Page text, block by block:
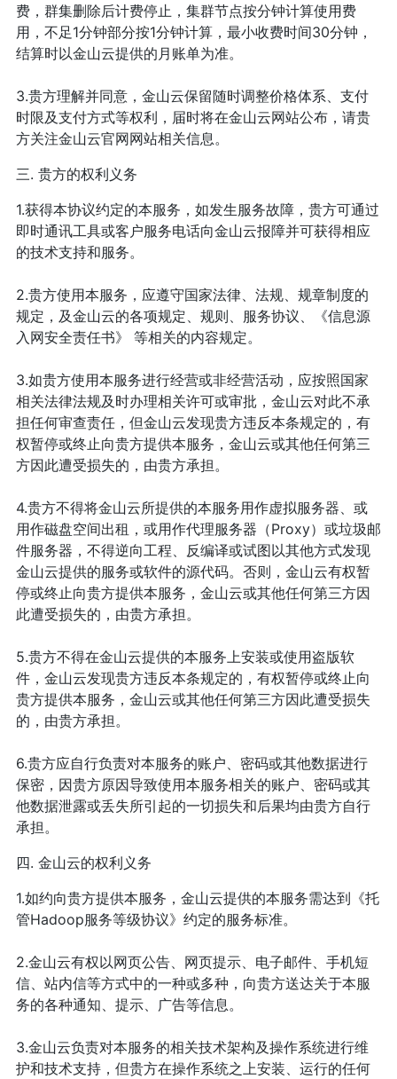
费，群集删除后计费停止，集群节点按分钟计算使用费
用，不足1分钟部分按1分钟计算，最小收费时间30分钟，
结算时以金山云提供的月账单为准。
3.贵方理解并同意，金山云保留随时调整价格体系、支付
时限及支付方式等权利，届时将在金山云网站公布，请贵
方关注金山云官网网站相关信息。
三. 贵方的权利义务
1.获得本协议约定的本服务，如发生服务故障，贵方可通过
即时通讯工具或客户服务电话向金山云报障并可获得相应
的技术支持和服务。
2.贵方使用本服务，应遵守国家法律、法规、规章制度的
规定，及金山云的各项规定、规则、服务协议、《信息源
入网安全责任书》 等相关的内容规定。
3.如贵方使用本服务进行经营或非经营活动，应按照国家
相关法律法规及时办理相关许可或审批，金山云对此不承
担任何审查责任，但金山云发现贵方违反本条规定的，有
权暂停或终止向贵方提供本服务，金山云或其他任何第三
方因此遭受损失的，由贵方承担。
4.贵方不得将金山云所提供的本服务用作虚拟服务器、或
用作磁盘空间出租，或用作代理服务器（Proxy）或垃圾邮
件服务器，不得逆向工程、反编译或试图以其他方式发现
金山云提供的服务或软件的源代码。否则，金山云有权暂
停或终止向贵方提供本服务，金山云或其他任何第三方因
此遭受损失的，由贵方承担。
5.贵方不得在金山云提供的本服务上安装或使用盗版软
件，金山云发现贵方违反本条规定的，有权暂停或终止向
贵方提供本服务，金山云或其他任何第三方因此遭受损失
的，由贵方承担。
6.贵方应自行负责对本服务的账户、密码或其他数据进行
保密，因贵方原因导致使用本服务相关的账户、密码或其
他数据泄露或丢失所引起的一切损失和后果均由贵方自行
承担。
四. 金山云的权利义务
1.如约向贵方提供本服务，金山云提供的本服务需达到《托
管Hadoop服务等级协议》约定的服务标准。
2.金山云有权以网页公告、网页提示、电子邮件、手机短
信、站内信等方式中的一种或多种，向贵方送达关于本服
务的各种通知、提示、广告等信息。
3.金山云负责对本服务的相关技术架构及操作系统进行维
护和技术支持，但贵方在操作系统之上安装、运行的任何